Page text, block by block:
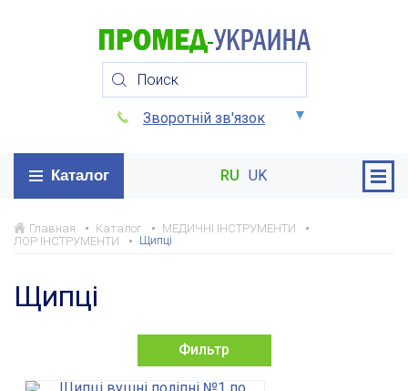
Зворотній зв'язок
Каталог RU UK
Главная Каталог
МЕДИЧНІ ІНСТРУМЕНТИ
ЛОР ІНСТРУМЕНТИ
Щипці
Щипці
Фильтр